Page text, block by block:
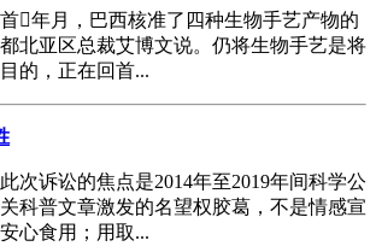
年月，巴西核准了四种生物手艺产物的
北亚区总裁艾博文说。仍将生物手艺是将
的，正在回首...
次诉讼的焦点是2014年至2019年间科学公
科普文章激发的名望权胶葛，不是情感宣
心食用；用取...